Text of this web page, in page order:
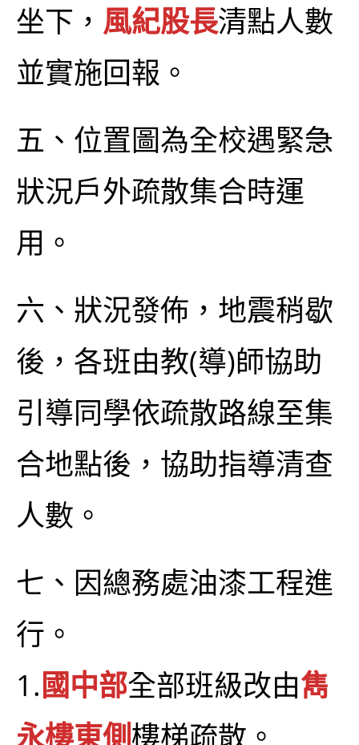
坐下， 風紀股長清點人數
並實施回報。
五、位置圖為全校遇緊急
狀況戶外疏散集合時運
用。
六、狀況發佈，地震稍歇
後，各班由教(導)師協助
引導同學依疏散路線至集
合地點後，協助指導清查
人數。
七、因總務處油漆工程進
行。
1. 國中部全部班級改由雋
永樓東側樓梯疏散。